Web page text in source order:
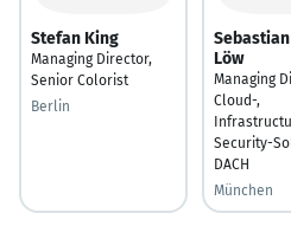
Stefan King
Managing Director,
Senior Colorist
Berlin
Löw
Managing
Cloud-,
Security-
DACH
München